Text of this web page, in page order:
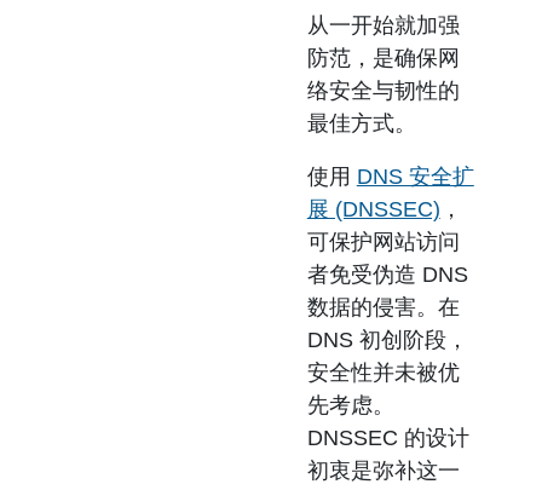
从一开始就加强
防范，是确保网
络安全与韧性的
最佳方式。
使用 DNS 安全扩
展 (DNSSEC) ，
可保护网站访问
者免受伪造 DNS
数据的侵害。在
DNS 初创阶段，
安全性并未被优
先考虑。
DNSSEC 的设计
初衷是弥补这一